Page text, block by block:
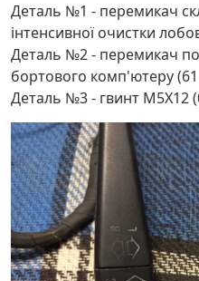
Деталь №1 - перемикач
інтенсивної очистки
Деталь №2 - перемикач
бортового комп'ютеру
Деталь №3 - гвинт M5X12